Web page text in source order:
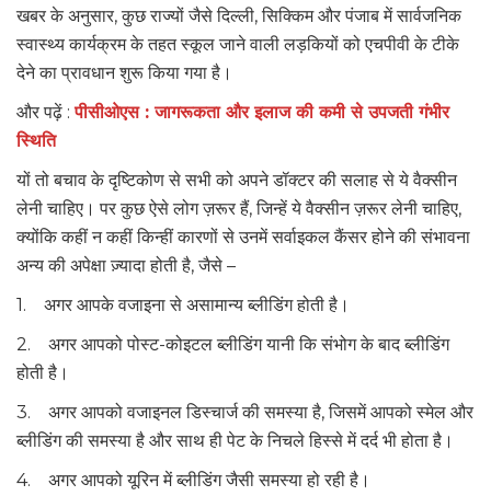
खबर के अनुसार, कुछ राज्यों जैसे दिल्ली, सिक्किम और पंजाब में सार्वजनिक
स्वास्थ्य कार्यक्रम के तहत स्कूल जाने वाली लड़कियों को एचपीवी के टीके
देने का प्रावधान शुरू किया गया है।
और पढ़ें :पीसीओएस : जागरूकता और इलाज की कमी से उपजती गंभीर
स्थिति
यों तो बचाव के दृष्टिकोण से सभी को अपने डॉक्टर की सलाह से ये वैक्सीन
लेनी चाहिए। पर कुछ ऐसे लोग ज़रूर हैं, जिन्हें ये वैक्सीन ज़रूर लेनी चाहिए,
क्योंकि कहीं न कहीं किन्हीं कारणों से उनमें सर्वाइकल कैंसर होने की संभावना
अन्य की अपेक्षा ज़्यादा होती है, जैसे –
1. अगर आपके वजाइना से असामान्य ब्लीडिंग होती है।
2. अगर आपको पोस्ट-कोइटल ब्लीडिंग यानी कि संभोग के बाद ब्लीडिंग
होती है।
3. अगर आपको वजाइनल डिस्चार्ज की समस्या है, जिसमें आपको स्मेल और
ब्लीडिंग की समस्या है और साथ ही पेट के निचले हिस्से में दर्द भी होता है।
4. अगर आपको यूरिन में ब्लीडिंग जैसी समस्या हो रही है।